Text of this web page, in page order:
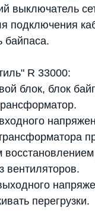
выключатель
подключения
байпаса.
R 33000:
блок, блок
вентиляторов.
перегрузки.